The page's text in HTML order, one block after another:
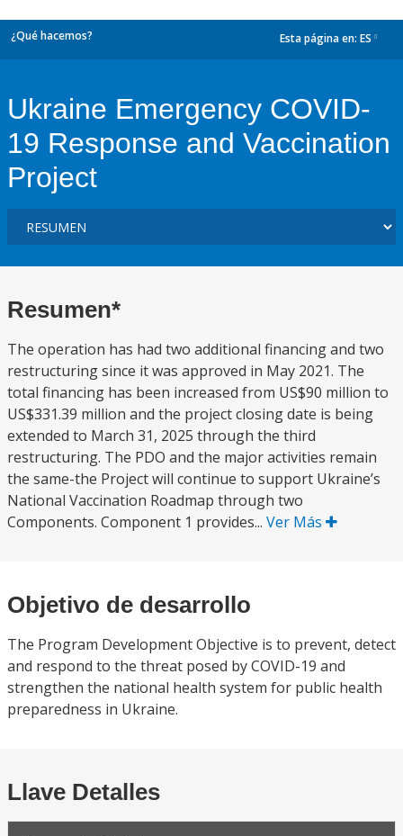
¿Qué hacemos? Esta página en: ES
Ukraine Emergency COVID-
19 Response and Vaccination
Project
Resumen*
The operation has had two additional financing and two
restructuring since it was approved in May 2021. The
total financing has been increased from US$90 million to
US$331.39 million and the project closing date is being
extended to March 31, 2025 through the third
restructuring. The PDO and the major activities remain
the same-the Project will continue to support Ukraine’s
National Vaccination Roadmap through two
Components. Component 1 provides... Ver Más
Objetivo de desarrollo
The Program Development Objective is to prevent, detect
and respond to the threat posed by COVID-19 and
strengthen the national health system for public health
preparedness in Ukraine.
Llave Detalles